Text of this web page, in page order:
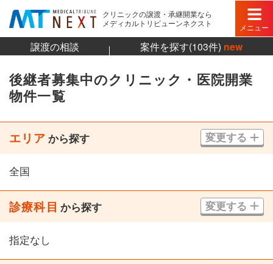
クリニックの譲渡・承継開業なら
メディカルトリビューンネクスト
メニュー
譲渡の相談 案件を探す(103件) new
後継者募集中のクリニック・医院開業
物件一覧
エリア から探す 変更する
全国
診療科目 から探す 変更する
指定なし